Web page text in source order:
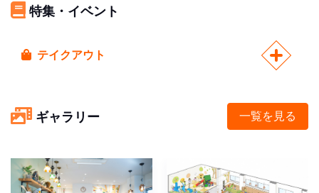
特集・イベント
テイクアウト
ギャラリー 一覧を見る